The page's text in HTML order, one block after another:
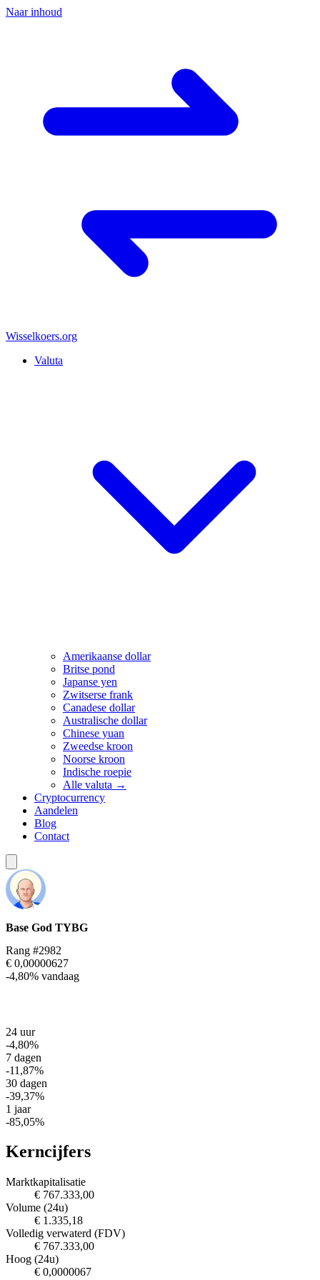
Naar inhoud
Wisselkoers.org
Valuta
Amerikaanse dollar
Britse pond
Japanse yen
Zwitserse frank
Canadese dollar
Australische dollar
Chinese yuan
Zweedse kroon
Noorse kroon
Indische roepie
Alle valuta →
Cryptocurrency
Aandelen
Blog
Contact
Base God TYBG
Rang #2982
€ 0,00000627
-4,80% vandaag
24 uur
-4,80%
7 dagen
-11,87%
30 dagen
-39,37%
1 jaar
-85,05%
Kerncijfers
Marktkapitalisatie
€ 767.333,00
Volume (24u)
€ 1.335,18
Volledig verwaterd (FDV)
€ 767.333,00
Hoog (24u)
€ 0,0000067